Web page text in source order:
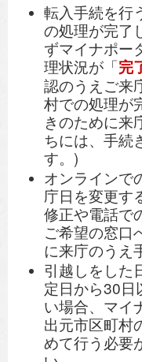
転入手続を行
の処理が完了
ずマイナポー
理状況が「完
認のうえご来
村での処理が
きのために来
ちには、手続
す。)
オンラインで
庁日を変更す
修正や電話で
ご希望の窓口
に来庁のうえ
引越しをした
定日から30日
い場合、マイ
出元市区町村
めて行う必要